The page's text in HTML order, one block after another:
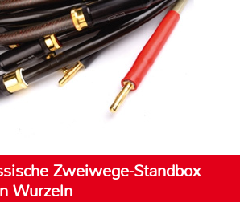
Zweiwege-Standbox
Wurzeln